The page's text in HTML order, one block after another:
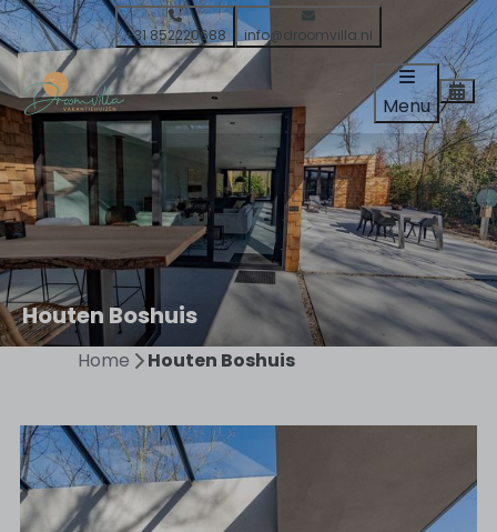
+31 852220688 info@droomvilla.nl
Menu
Houten Boshuis
Home Houten Boshuis